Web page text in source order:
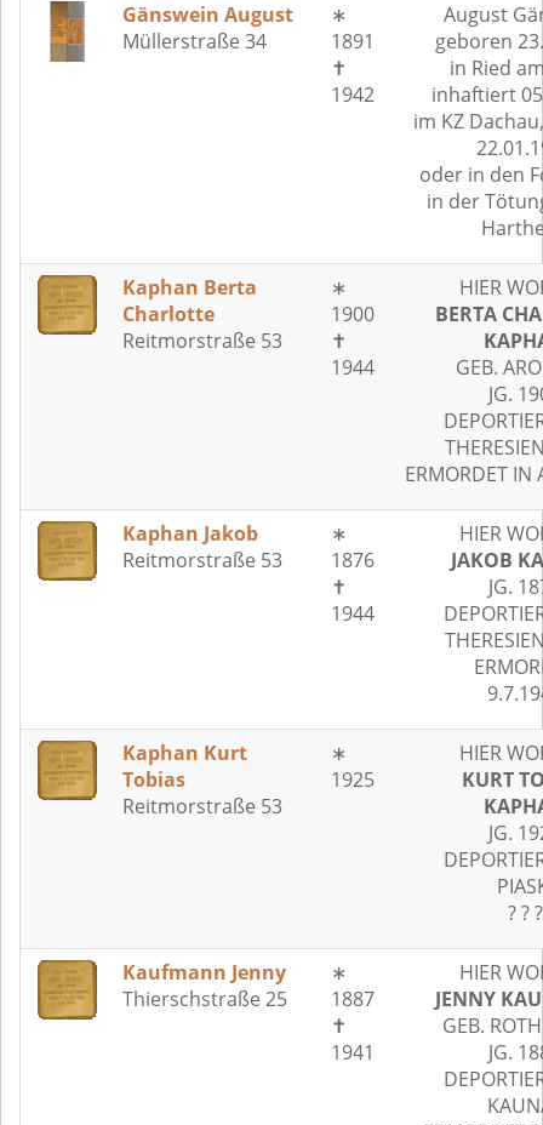
Gänswein August
Müllerstraße 34
∗
1891
✝
1942
August
geboren
in Ried
inhaftiert
im KZ
oder in den
in der
Kaphan Berta
Charlotte
Reitmorstraße 53
∗
1900
✝
1944
HIER
BERTA
GEB.
JG.
ERMORDET IN
Kaphan Jakob
Reitmorstraße 53
∗
1876
✝
1944
HIER
JAKOB
JG.
Kaphan Kurt
Tobias
Reitmorstraße 53
∗
1925
HIER
KURT
JG.
? ? ?
Kaufmann Jenny
Thierschstraße 25
∗
1887
✝
1941
HIER
JENNY
GEB.
JG.